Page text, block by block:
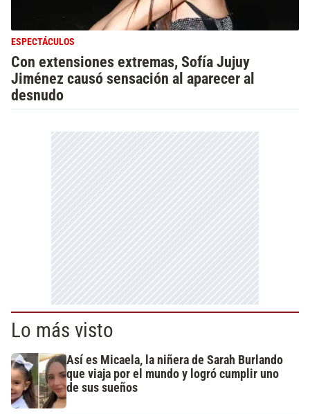
ESPECTÁCULOS
Con extensiones extremas, Sofía Jujuy
Jiménez causó sensación al aparecer al
desnudo
Lo más visto
Así es Micaela, la niñera de Sarah Burlando
que viaja por el mundo y logró cumplir uno
de sus sueños